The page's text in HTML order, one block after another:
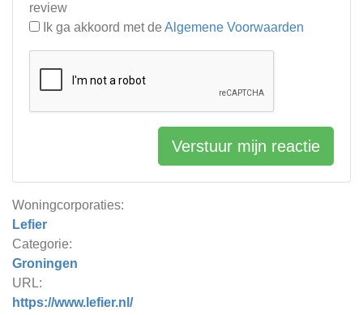
Woningcorporaties:
Lefier
Categorie:
Groningen
URL:
https://www.lefier.nl/
review
Ik ga akkoord met de Algemene Voorwaarden
Verstuur mijn reactie